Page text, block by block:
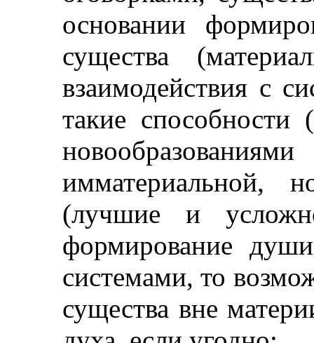
основании
существа
взаимодействия с
такие способности
имматериальной,
(лучшие и
формирование
системами, то
существа вне